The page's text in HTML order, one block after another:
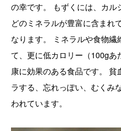
の幸です。 もずくには、カル
どのミネラルが豊富に含まれ
なります。 ミネラルや食物繊
て、更に低カロリー（100g
康に効果のある食品です。 貧
ラする、忘れっぽい、むくみ
われています。